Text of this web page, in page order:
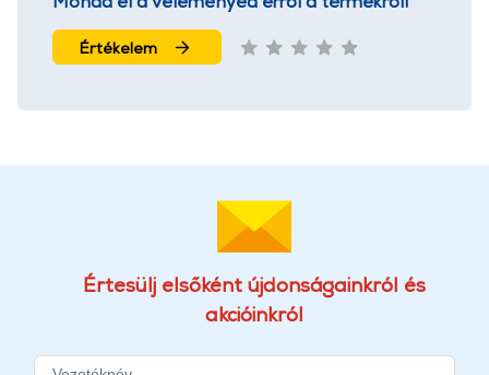
Értékelem
Értesülj elsőként újdonságainkról és
akcióinkról